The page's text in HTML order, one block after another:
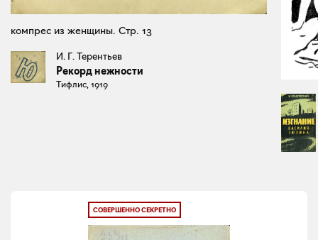
компрес из женщины. Стр. 13
И. Г. Терентьев
Рекорд нежности
Тифлис, 1919
СОВЕРШЕННО СЕКРЕТНО